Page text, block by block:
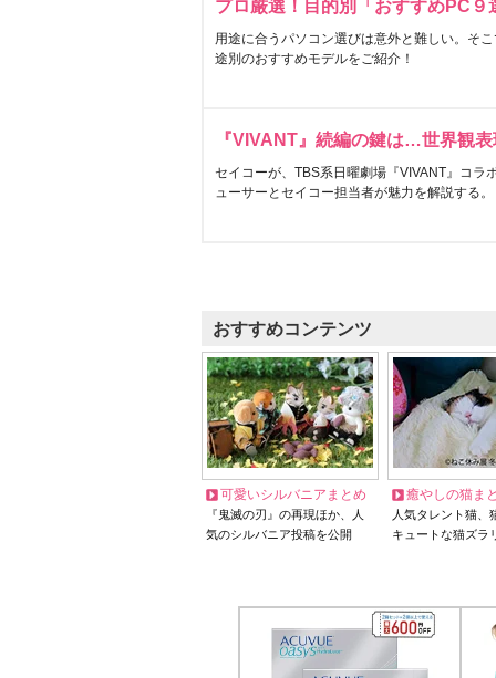
プロ厳選！目的別「おすすめPC９
用途に合うパソコン選びは意外と難しい。そ
途別のおすすめモデルをご紹介！
『VIVANT』続編の鍵は…世界観
セイコーが、TBS系日曜劇場『VIVANT』コラ
ューサーとセイコー担当者が魅力を解説する。
おすすめコンテンツ
可愛いシルバニアまとめ
『鬼滅の刃』の再現ほか、人
気のシルバニア投稿を公開
癒やしの猫ま
人気タレント猫
キュートな猫ズラ